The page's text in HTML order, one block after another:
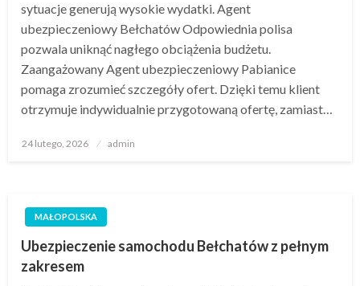
sytuacje generują wysokie wydatki. Agent
ubezpieczeniowy Bełchatów Odpowiednia polisa
pozwala uniknąć nagłego obciążenia budżetu.
Zaangażowany Agent ubezpieczeniowy Pabianice
pomaga zrozumieć szczegóły ofert. Dzięki temu klient
otrzymuje indywidualnie przygotowaną ofertę, zamiast…
Opublikowane
24 lutego, 2026 admin
MAŁOPOLSKA
Ubezpieczenie samochodu Bełchatów z pełnym
zakresem